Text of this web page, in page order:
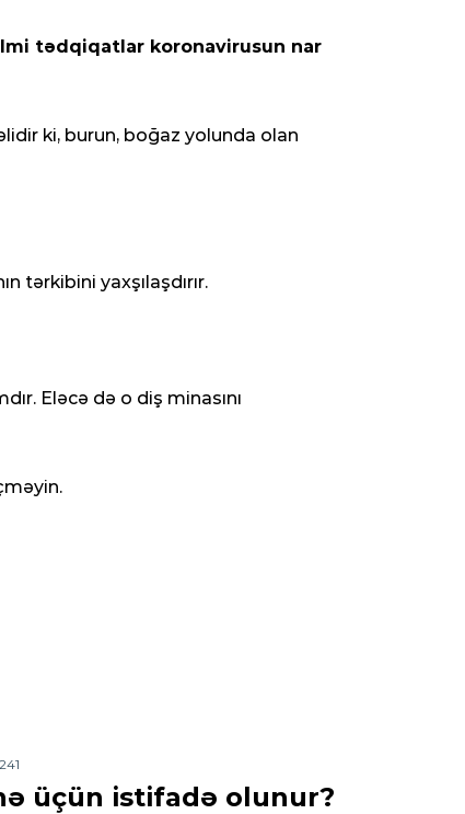
tədqiqatlar koronavirusun nar
ki, burun, boğaz yolunda olan
tərkibini yaxşılaşdırır.
Eləcə də o diş minasını
241
üçün istifadə olunur?